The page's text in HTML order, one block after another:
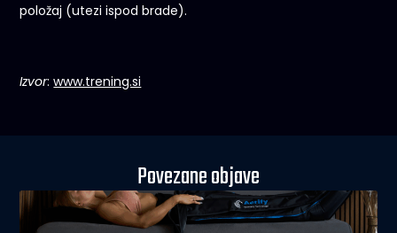
položaj (utezi ispod brade).
Izvor:www.trening.si
Povezane objave